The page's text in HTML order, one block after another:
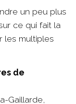
un peu plus
ce qui fait la
les multiples
de
Gaillarde,